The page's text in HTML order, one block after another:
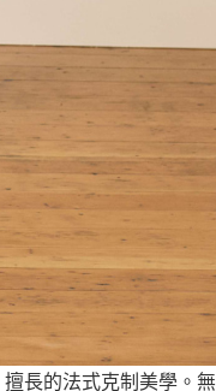
長的法式克制美學。無